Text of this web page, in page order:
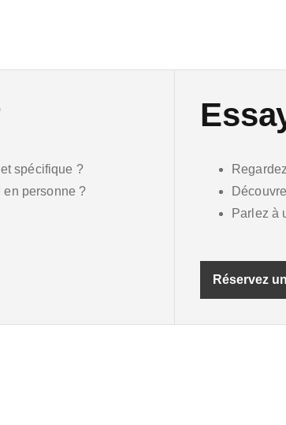
spécifique ?
en personne ?
Parlez à
Réservez